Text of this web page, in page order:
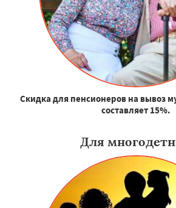
Скидка для пенсионеров на вывоз
составляет 15%.
Для